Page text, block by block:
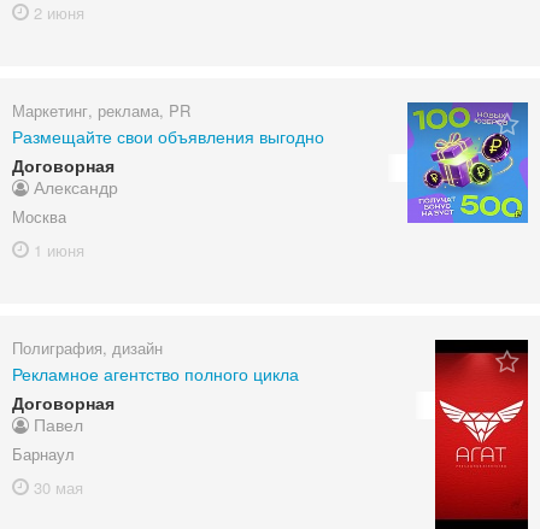
2 июня
Маркетинг, реклама, PR
Размещайте свои объявления выгодно
Договорная
Александр
Москва
1 июня
Полиграфия, дизайн
Рекламное агентство полного цикла
Договорная
Павел
Барнаул
30 мая